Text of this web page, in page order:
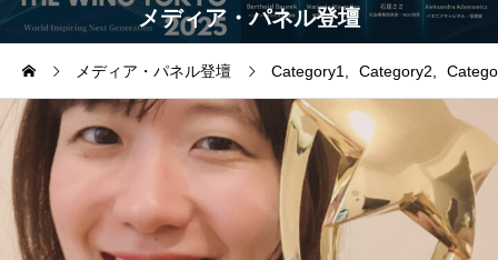
メディア・パネル登壇
メディア・パネル登壇 Category1 Category2